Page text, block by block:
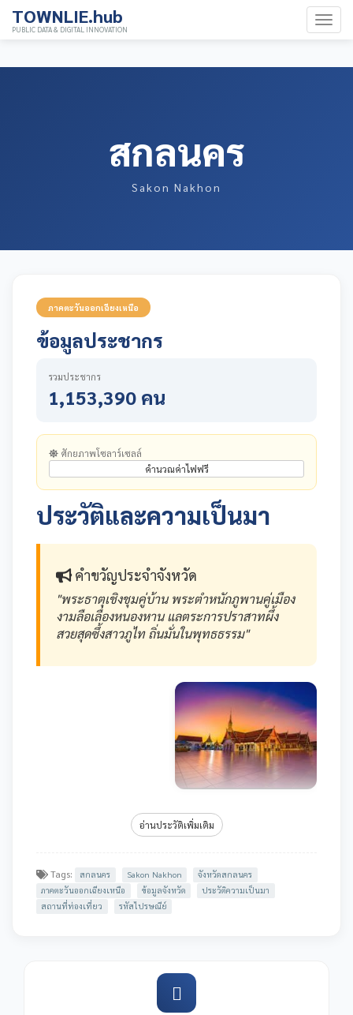
TOWNLIE.hub
PUBLIC DATA & DIGITAL INNOVATION
สกลนคร
Sakon Nakhon
ภาคตะวันออกเฉียงเหนือ
ข้อมูลประชากร
รวมประชากร
1,153,390 คน
ศักยภาพโซลาร์เซลล์
คำนวณค่าไฟฟรี
ประวัติและความเป็นมา
คำขวัญประจำจังหวัด
"พระธาตุเชิงชุมคู่บ้าน พระตำหนักภูพานคู่เมือง
งามลือเลื่องหนองหาน แลตระการปราสาทผึ้ง
สวยสุดซึ้งสาวภูไท ถิ่นมั่นในพุทธธรรม"
อ่านประวัติเพิ่มเติม
Tags: สกลนคร Sakon Nakhon
จังหวัดสกลนคร
ภาคตะวันออกเฉียงเหนือ
ข้อมูลจังหวัด
ประวัติความเป็นมา
สถานที่ท่องเที่ยว
รหัสไปรษณีย์